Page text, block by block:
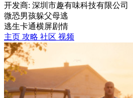
开发商: 深圳市趣有味科技有限公司
微恐男孩躲父母逃
逃生卡通横屏剧情
主页 攻略 社区 视频